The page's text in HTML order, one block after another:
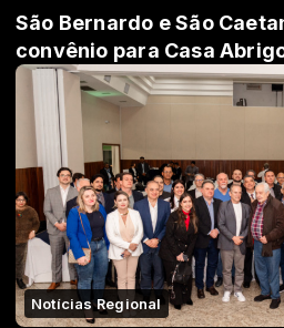
São Bernardo e São
convênio para Casa
Notícias Regional